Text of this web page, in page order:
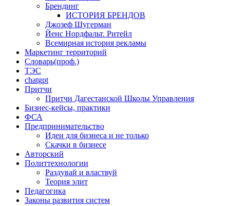
Брендинг
ИСТОРИЯ БРЕНДОВ
Джозеф Шугерман
​Йенс Нордфальт. Ритейл
Всемирная история рекламы
Маркетинг территорий
Словарь(проф.)
ТЭС
chatgpt
Притчи
Притчи Дагестанской Школы Управления
Бизнес-кейсы, практики
ФСА
Предпринимательство
Идеи для бизнеса и не только
Скачки в бизнесе
Авторский
Политтехнологии
Раздувай и властвуй
Теория элит
​Педагогика
Законы развития систем